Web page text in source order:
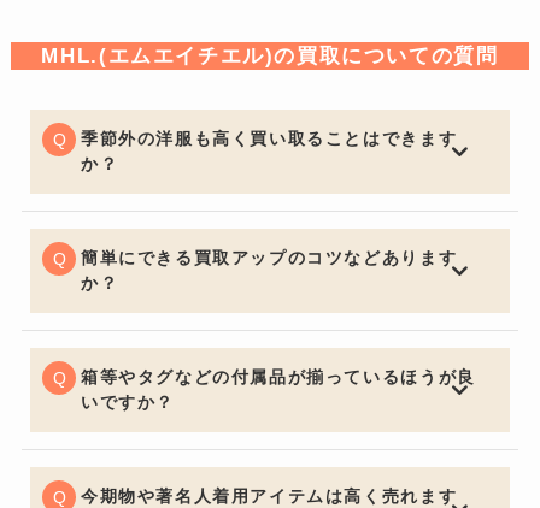
MHL.(エムエイチエル)の買取についての質問
季節外の洋服も高く買い取ることはできます
か？
となる場合がございますが、BETTER CALL BROSKIで
は季節問わず精一杯の価格でお買取りさせていただきま
す。
簡単にできる買取アップのコツなどあります
か？
いくら流行の品やブランド品であっても、汚れていると
査定額は下がってしまいます。見た目はとても大切なポ
イントです。
箱等やタグなどの付属品が揃っているほうが良
いですか？
ッグの場合は保管用の布袋など付属品があると信頼性も
上がり査定額アップの重要ポイントになります。
今期物や著名人着用アイテムは高く売れます